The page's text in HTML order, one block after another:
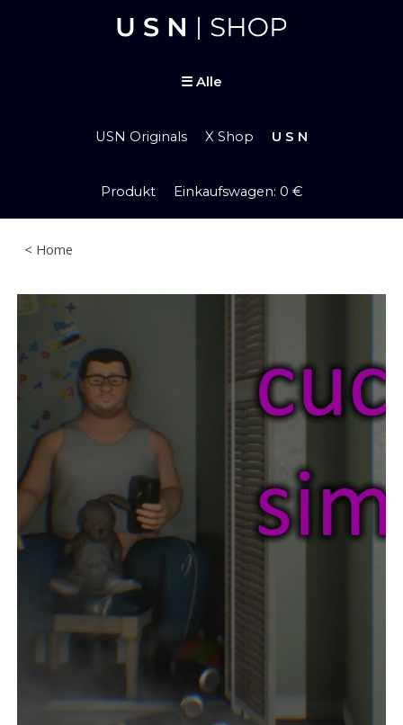
Skip to main content Skip to navigation
☰ Alle
USN Originals X Shop U S N
Produkt Einkaufswagen: 0 €
< Home